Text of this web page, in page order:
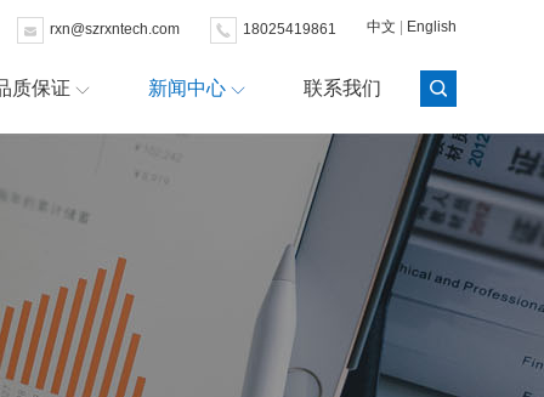
中文 English
18025419861
rxn@szrxntech.com
质保证 新闻中心 联系我们